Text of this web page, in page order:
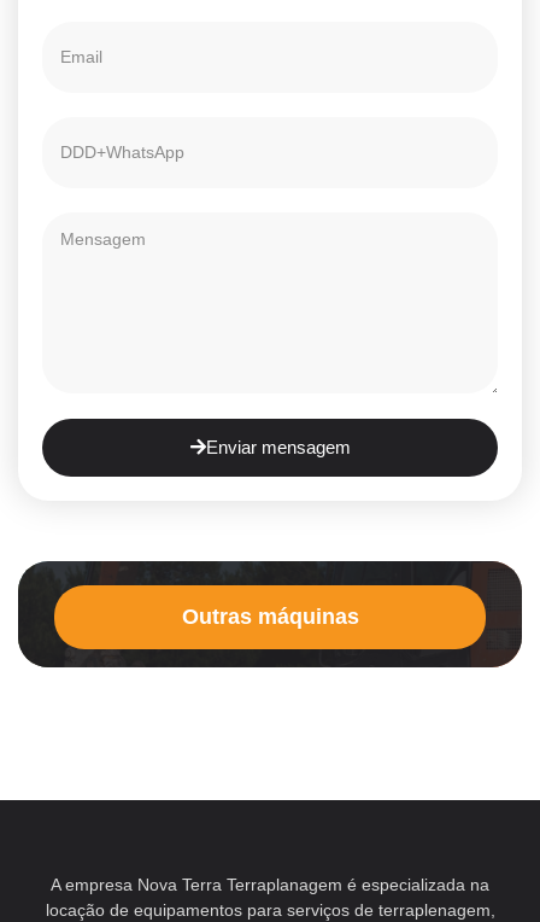
Enviar mensagem
Outras máquinas
A empresa Nova Terra Terraplanagem é especializada na
locação de equipamentos para serviços de terraplenagem,